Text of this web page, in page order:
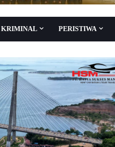
KRIMINAL PERISTIWA